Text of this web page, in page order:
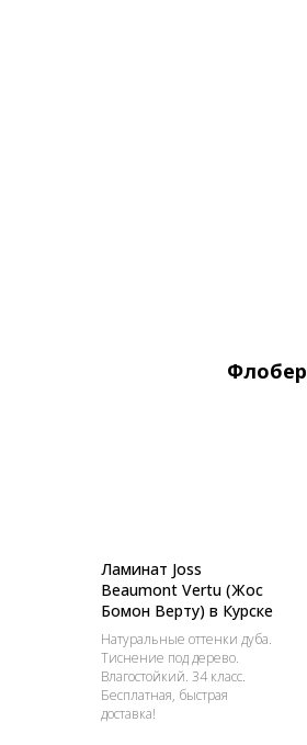
Флобер
Ламинат Joss
Beaumont Vertu (Жос
Бомон Верту) в Курске
Натуральные оттенки дуба.
Тиснение под дерево.
Влагостойкий. 34 класс.
Бесплатная, быстрая
доставка!